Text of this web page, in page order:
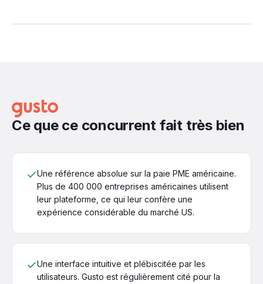
continent
Ce que ce concurrent fait très bien
Une référence absolue sur la paie PME américaine.
Plus de 400 000 entreprises américaines utilisent
leur plateforme, ce qui leur confère une
expérience considérable du marché US.
Une interface intuitive et plébiscitée par les
utilisateurs. Gusto est régulièrement cité pour la